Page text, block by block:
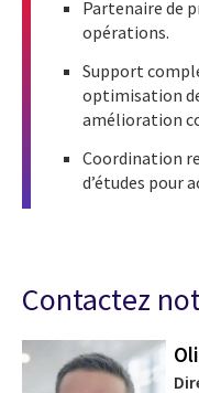
Partenaire de
opérations.
Support
optimisation
amélioration
Coordination
d’études pour
Contactez